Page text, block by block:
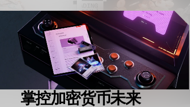
掌控加密货币未来